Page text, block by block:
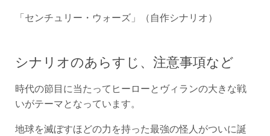
「センチュリー・ウォーズ」（自作シナリオ）
シナリオのあらすじ、注意事項など
時代の節目に当たってヒーローとヴィランの大きな戦
いがテーマとなっています。
地球を滅ぼすほどの力を持った最強の怪人がついに誕